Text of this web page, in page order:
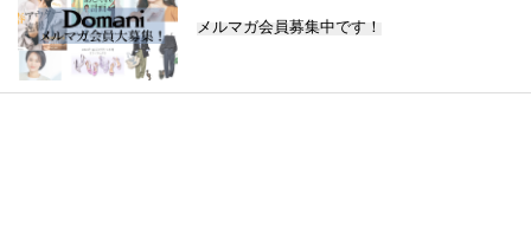
メルマガ会員募集中です！